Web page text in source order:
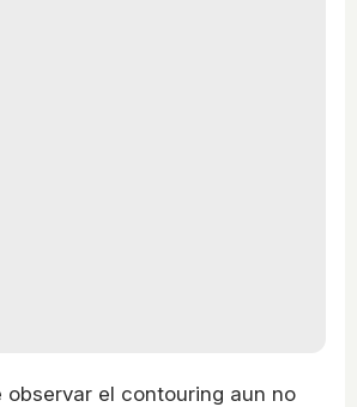
observar el contouring aun no